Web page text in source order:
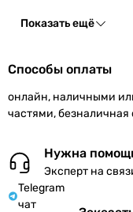
Показать ещё
Способы оплаты
онлайн, наличными
частями, безналичная
Нужна
Эксперт на
Telegram
чат